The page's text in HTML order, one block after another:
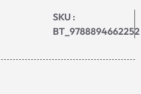
SKU :
BT_9788894662252